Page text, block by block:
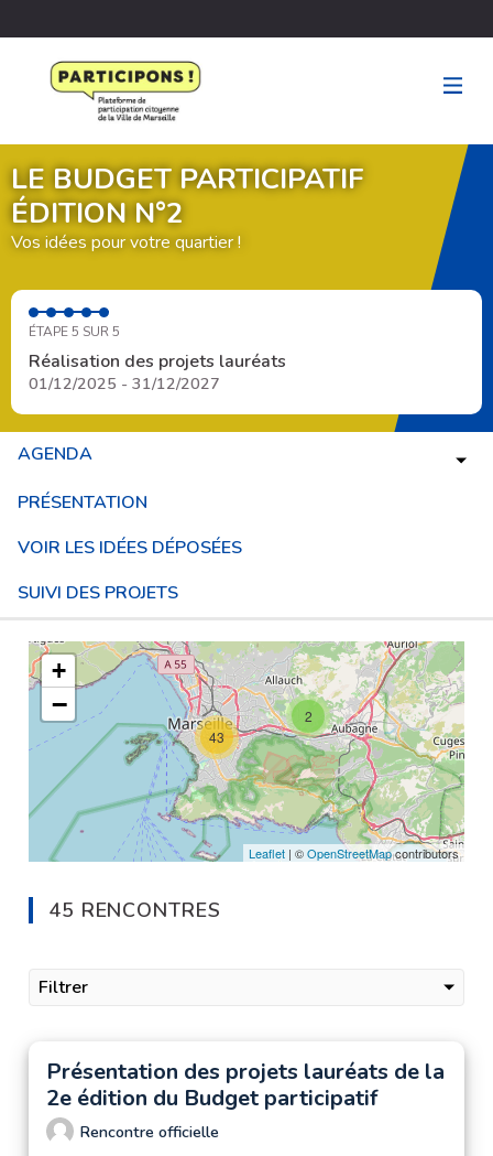
LE BUDGET PARTICIPATIF
ÉDITION N°2
Vos idées pour votre quartier !
ÉTAPE 5 SUR 5
Réalisation des projets lauréats
01/12/2025 - 31/12/2027
AGENDA
PRÉSENTATION
VOIR LES IDÉES DÉPOSÉES
SUIVI DES PROJETS
L'élément suivant est une carte qui présente les éléments
2
43
+
−
Leaflet | ©OpenStreetMapcontributors
45 RENCONTRES
Filtrer
Présentation des projets lauréats de la
2e édition du Budget participatif
Rencontre officielle